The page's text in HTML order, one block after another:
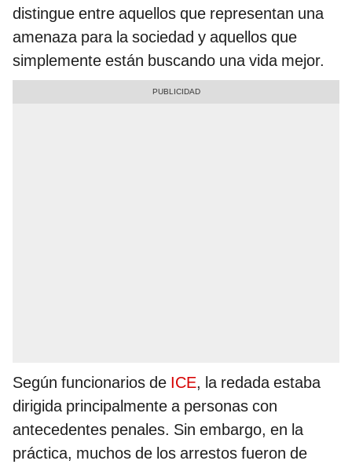
distingue entre aquellos que representan una
amenaza para la sociedad y aquellos que
simplemente están buscando una vida mejor.
Según funcionarios de ICE, la redada estaba
dirigida principalmente a personas con
antecedentes penales. Sin embargo, en la
práctica, muchos de los arrestos fueron de